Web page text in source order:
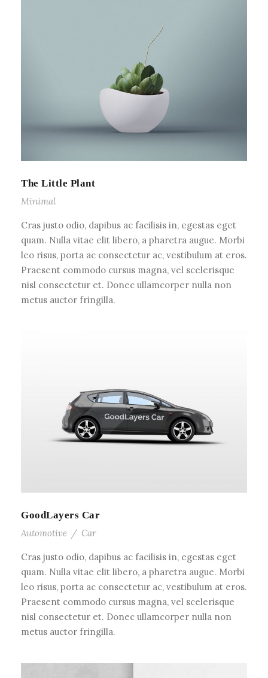
The Little Plant
Minimal
Cras justo odio, dapibus ac facilisis in, egestas eget
quam. Nulla vitae elit libero, a pharetra augue. Morbi
leo risus, porta ac consectetur ac, vestibulum at eros.
Praesent commodo cursus magna, vel scelerisque
nisl consectetur et. Donec ullamcorper nulla non
metus auctor fringilla.
GoodLayers Car
Automotive / Car
Cras justo odio, dapibus ac facilisis in, egestas eget
quam. Nulla vitae elit libero, a pharetra augue. Morbi
leo risus, porta ac consectetur ac, vestibulum at eros.
Praesent commodo cursus magna, vel scelerisque
nisl consectetur et. Donec ullamcorper nulla non
metus auctor fringilla.